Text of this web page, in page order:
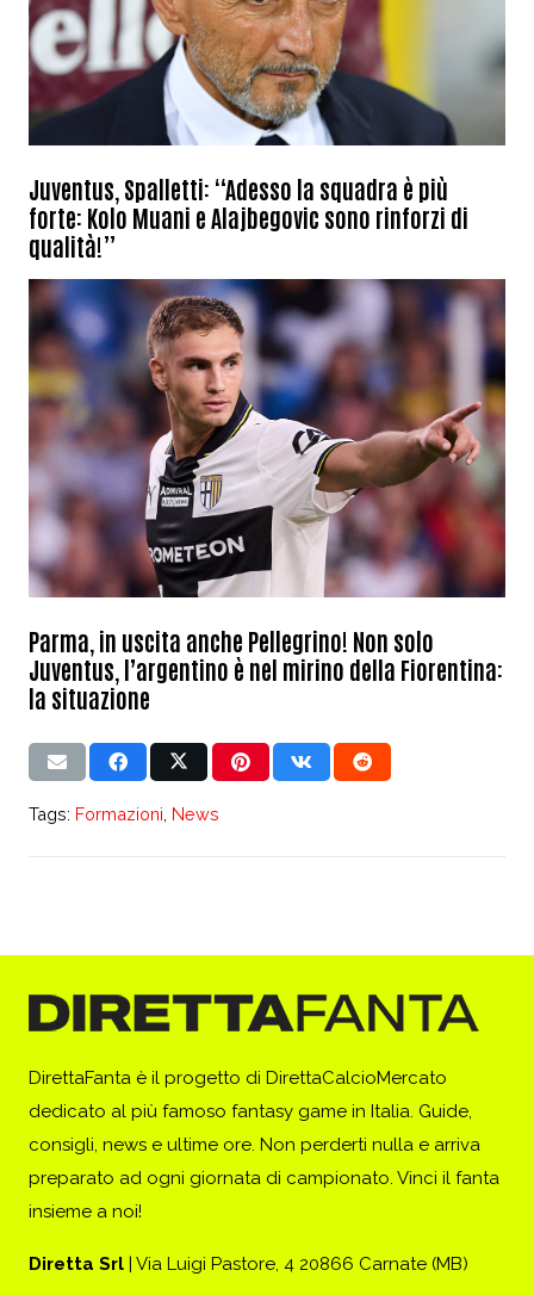
Juventus, Spalletti: “Adesso la squadra è più
forte: Kolo Muani e Alajbegovic sono rinforzi di
qualità!”
Parma, in uscita anche Pellegrino! Non solo
Juventus, l’argentino è nel mirino della Fiorentina:
la situazione
Tags: Formazioni News
DirettaFanta è il progetto di DirettaCalcioMercato
dedicato al più famoso fantasy game in Italia. Guide,
consigli, news e ultime ore. Non perderti nulla e arriva
preparato ad ogni giornata di campionato. Vinci il fanta
insieme a noi!
Diretta Srl | Via Luigi Pastore, 4 20866 Carnate (MB)